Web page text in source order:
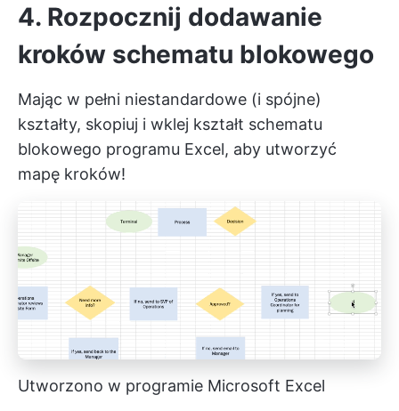
4. Rozpocznij dodawanie
kroków schematu blokowego
Mając w pełni niestandardowe (i spójne)
kształty, skopiuj i wklej kształt schematu
blokowego programu Excel, aby utworzyć
mapę kroków!
Utworzono w programie Microsoft Excel